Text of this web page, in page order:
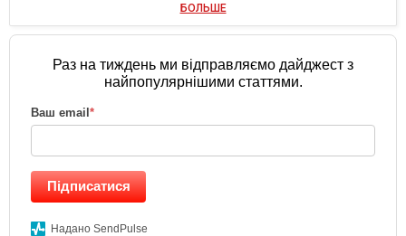
БОЛЬШЕ
Раз на тиждень ми відправляємо дайджест з
найпопулярнішими статтями.
Ваш email *
Підписатися
Надано SendPulse